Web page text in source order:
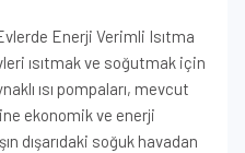
Enerji Verimli Isıtma
ısıtmak ve soğutmak için
ısı pompaları, mevcut
ekonomik ve enerji
dışarıdaki soğuk havadan